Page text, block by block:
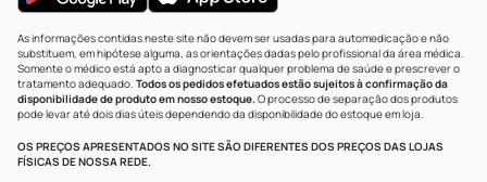
As informações contidas neste site não devem ser usadas para automedicação e não
substituem, em hipótese alguma, as orientações dadas pelo profissional da área médica.
Somente o médico está apto a diagnosticar qualquer problema de saúde e prescrever o
tratamento adequado. Todos os pedidos efetuados estão sujeitos à confirmação da
disponibilidade de produto em nosso estoque.O processo de separação dos produtos
pode levar até dois dias úteis dependendo da disponibilidade do estoque em loja.
OS PREÇOS APRESENTADOS NO SITE SÃO DIFERENTES DOS PREÇOS DAS LOJAS
FÍSICAS DE NOSSA REDE.